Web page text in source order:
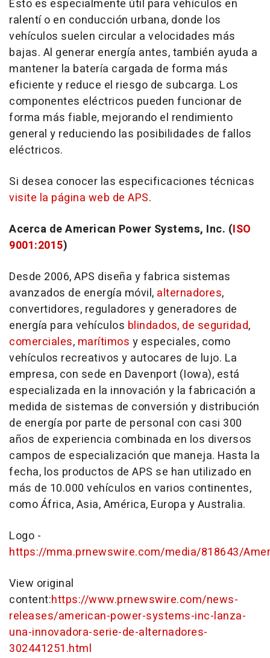
Esto es especialmente útil para vehículos en
ralentí o en conducción urbana, donde los
vehículos suelen circular a velocidades más
bajas. Al generar energía antes, también ayuda a
mantener la batería cargada de forma más
eficiente y reduce el riesgo de subcarga. Los
componentes eléctricos pueden funcionar de
forma más fiable, mejorando el rendimiento
general y reduciendo las posibilidades de fallos
eléctricos.
Si desea conocer las especificaciones técnicas
visite la página web de APS.
Acerca de American Power Systems, Inc. (ISO
9001:2015)
Desde 2006, APS diseña y fabrica sistemas
avanzados de energía móvil, alternadores,
convertidores, reguladores y generadores de
energía para vehículos blindados, de seguridad,
comerciales, marítimos y especiales, como
vehículos recreativos y autocares de lujo. La
empresa, con sede en Davenport (Iowa), está
especializada en la innovación y la fabricación a
medida de sistemas de conversión y distribución
de energía por parte de personal con casi 300
años de experiencia combinada en los diversos
campos de especialización que maneja. Hasta la
fecha, los productos de APS se han utilizado en
más de 10.000 vehículos en varios continentes,
como África,Asia, América, Europa yAustralia.
Logo -
https://mma.prnewswire.com/media/818643/
View original
content:https://www.prnewswire.com/news-
releases/american-power-systems-inc-lanza-
una-innovadora-serie-de-alternadores-
302441251.html